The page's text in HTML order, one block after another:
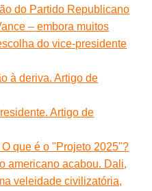
do Partido Republicano
– embora muitos
do vice-presidente
à deriva. Artigo de
Artigo de
que é o "Projeto 2025"?
americano acabou. Dali,
veleidade civilizatória,